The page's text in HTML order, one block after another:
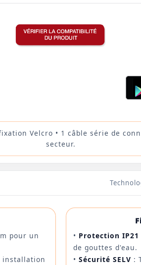
Velcro • 1 câble série de
secteur.
pour un
installation
• Protection IP21
de gouttes d'eau.
• Sécurité SELV :